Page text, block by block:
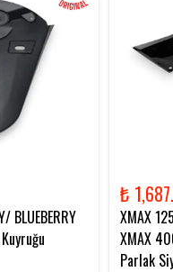
BLUEBERRY
₺
XMAX
XMAX
Parlak